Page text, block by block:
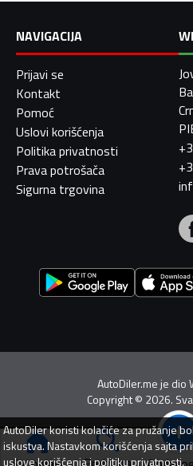
NAVIGACIJA
Prijavi se
Kontakt
Pomoć
Uslovi korišćenja
Politika privatnosti
Prava potrošača
Sigurna trgovina
AutoDiler.me je dio
Copyright© 2026.
AutoDilerkoristi kolačiće za pružanje
iskustva. Nastavkom korišćenja sajta
uslove korišćenjaipolitiku privatnosti.